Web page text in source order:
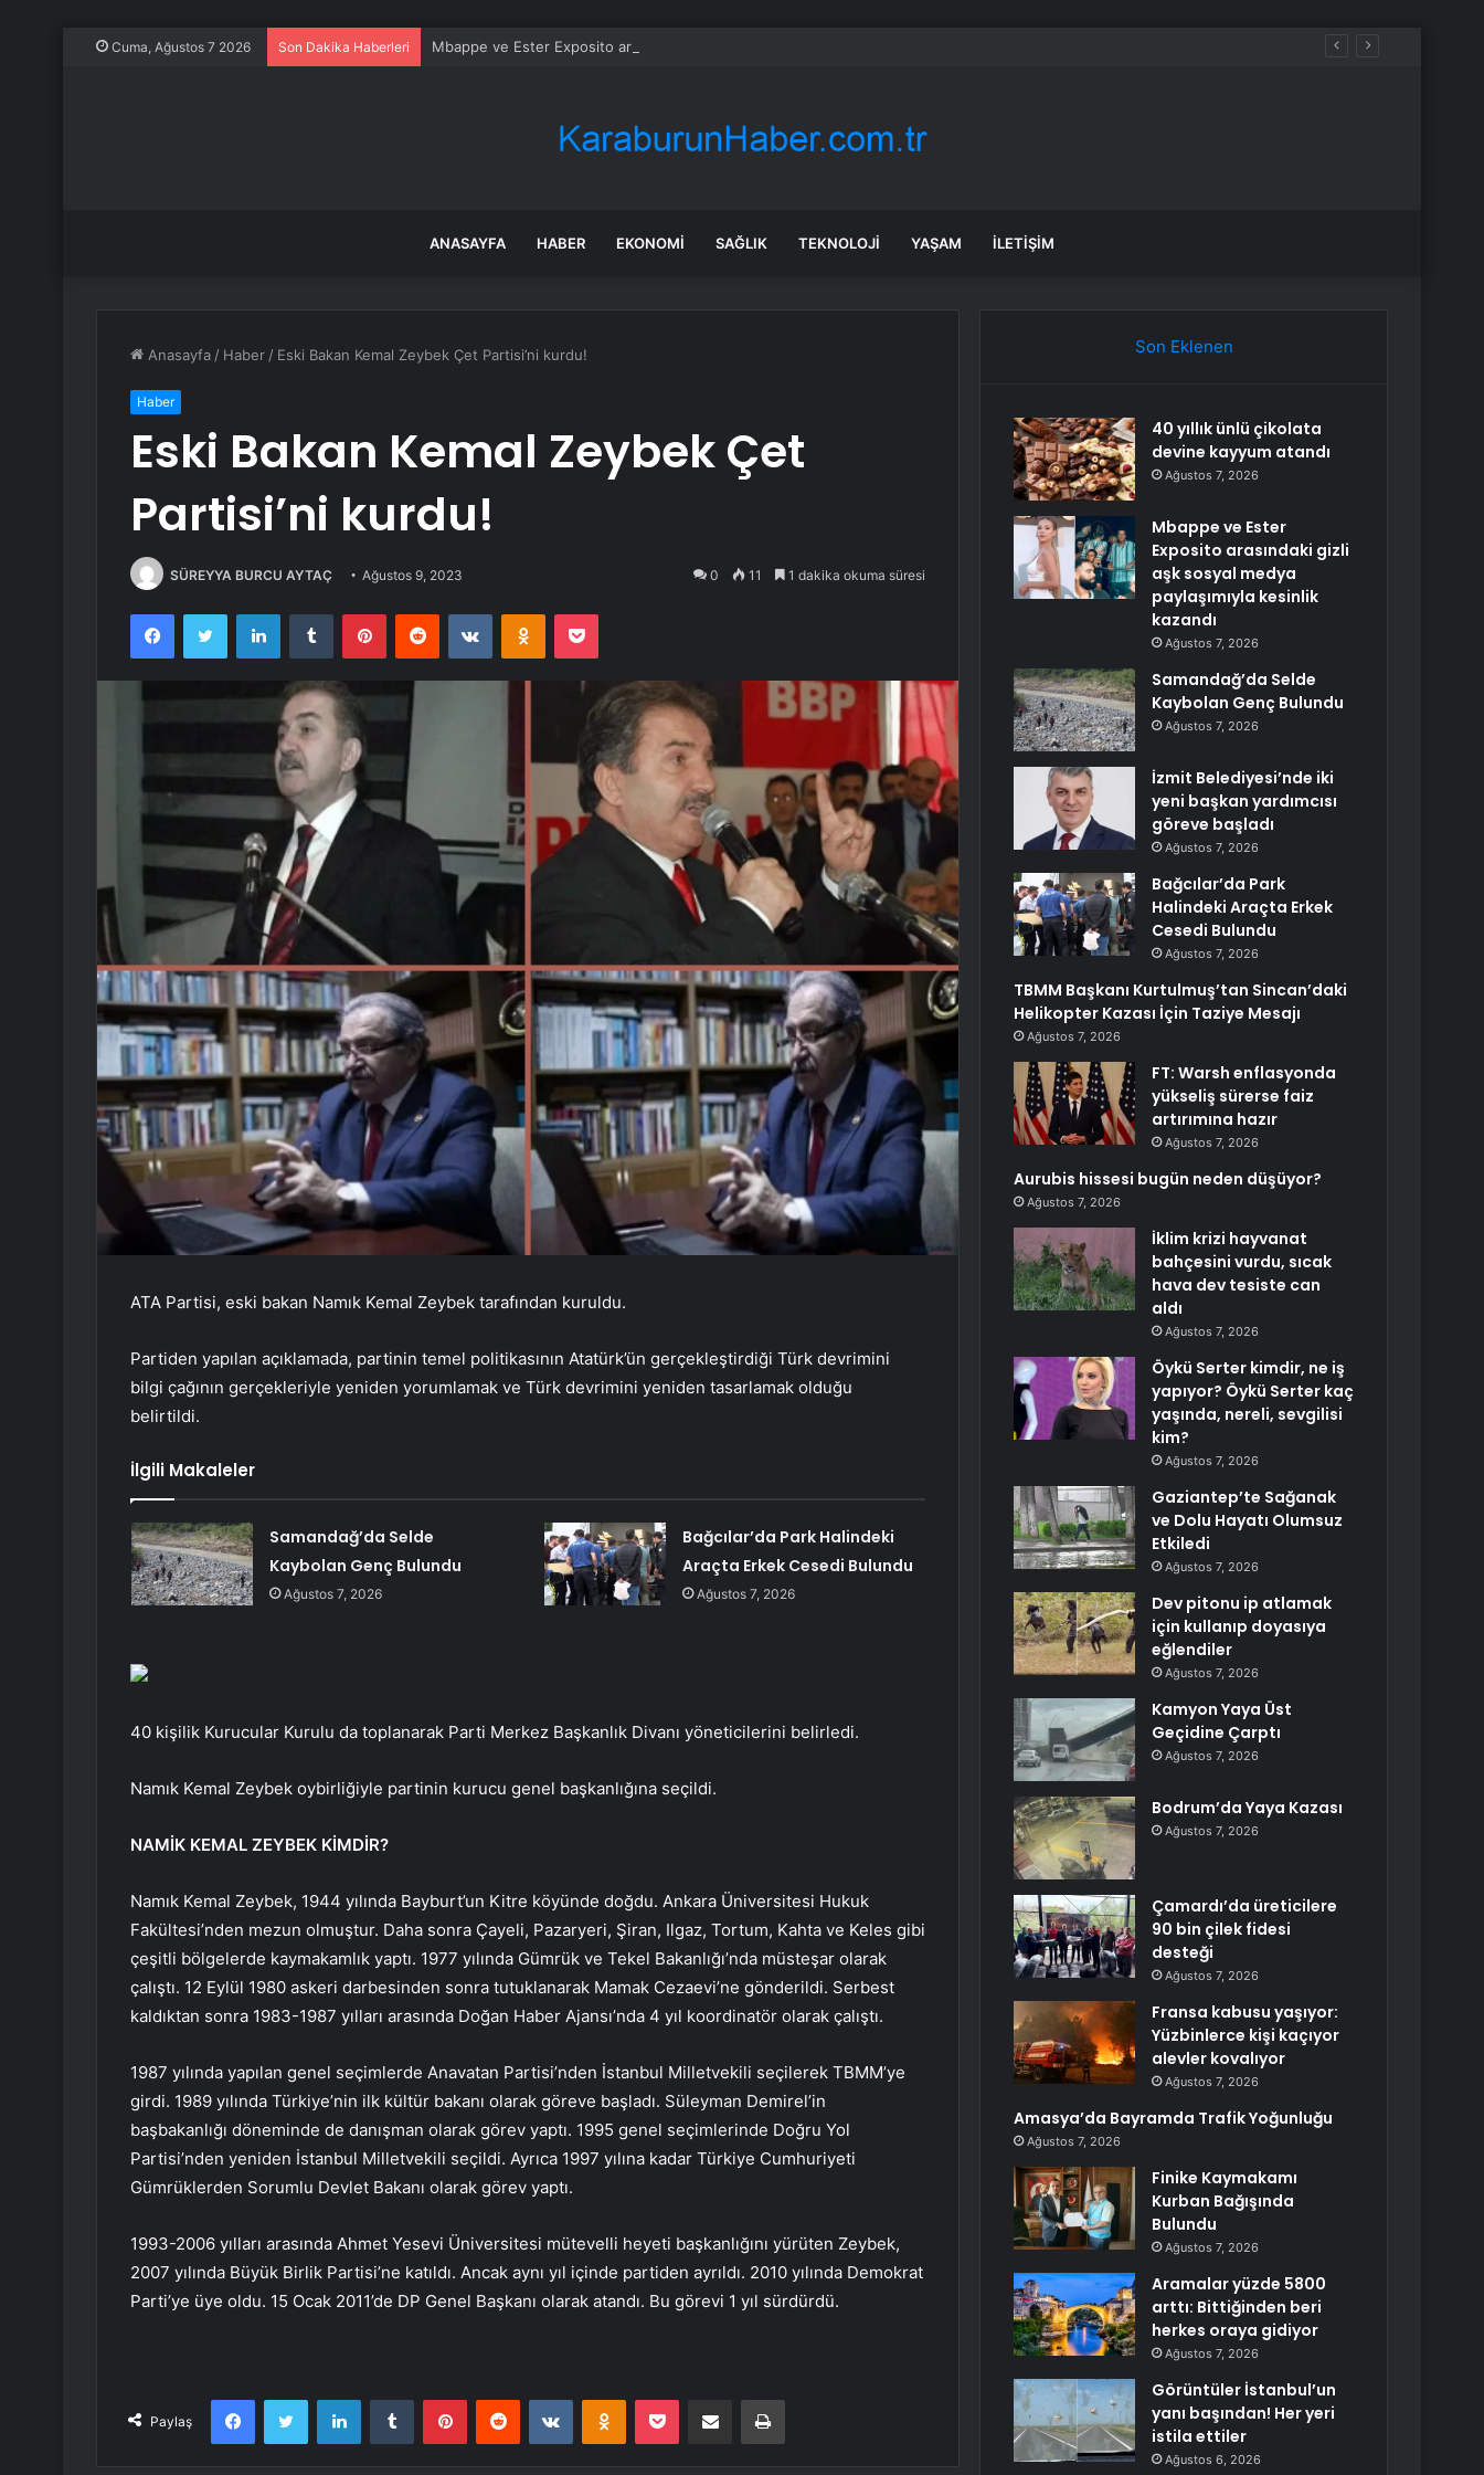
Cuma, Ağustos 7 2026 Son Dakika Haberleri Mbappe ve Ester Exposito arasındaki gizli aşk sosyal medya paylaşımıyla kesinlik kazandı
ANASAYFA HABER EKONOMI SAĞLIK TEKNOLOJI YAŞAM İLETIŞIM
Anasayfa / Haber / Eski Bakan Kemal Zeybek Çet Partisi’ni kurdu!
Haber
Eski Bakan Kemal Zeybek Çet
Partisi’ni kurdu!
SÜREYYA BURCU AYTAÇ Ağustos 9, 2023 0 11 1 dakika okuma süresi
FacebookTwitter LinkedInTumblr PinterestReddit VKontakteOdnoklassniki
Pocket
ATA Partisi, eski bakan Namık Kemal Zeybek tarafından kuruldu.
Partiden yapılan açıklamada, partinin temel politikasının Atatürk’ün gerçekleştirdiği Türk devrimini
bilgi çağının gerçekleriyle yeniden yorumlamak ve Türk devrimini yeniden tasarlamak olduğu
belirtildi.
İlgili Makaleler
Samandağ’da Selde
Kaybolan Genç Bulundu
Ağustos 7, 2026
Bağcılar’da Park Halindeki
Araçta Erkek Cesedi Bulundu
Ağustos 7, 2026
40 kişilik Kurucular Kurulu da toplanarak Parti Merkez Başkanlık Divanı yöneticilerini belirledi.
Namık Kemal Zeybek oybirliğiyle partinin kurucu genel başkanlığına seçildi.
NAMİK KEMAL ZEYBEK KİMDİR?
Namık Kemal Zeybek, 1944 yılında Bayburt’un Kitre köyünde doğdu. Ankara Üniversitesi Hukuk
Fakültesi’nden mezun olmuştur. Daha sonra Çayeli, Pazaryeri, Şiran, Ilgaz, Tortum, Kahta ve Keles gibi
çeşitli bölgelerde kaymakamlık yaptı. 1977 yılında Gümrük ve Tekel Bakanlığı’nda müsteşar olarak
çalıştı. 12 Eylül 1980 askeri darbesinden sonra tutuklanarak Mamak Cezaevi’ne gönderildi. Serbest
kaldıktan sonra 1983-1987 yılları arasında Doğan Haber Ajansı’nda 4 yıl koordinatör olarak çalıştı.
1987 yılında yapılan genel seçimlerde Anavatan Partisi’nden İstanbul Milletvekili seçilerek TBMM’ye
girdi. 1989 yılında Türkiye’nin ilk kültür bakanı olarak göreve başladı. Süleyman Demirel’in
başbakanlığı döneminde de danışman olarak görev yaptı. 1995 genel seçimlerinde Doğru Yol
Partisi’nden yeniden İstanbul Milletvekili seçildi. Ayrıca 1997 yılına kadar Türkiye Cumhuriyeti
Gümrüklerden Sorumlu Devlet Bakanı olarak görev yaptı.
1993-2006 yılları arasında Ahmet Yesevi Üniversitesi mütevelli heyeti başkanlığını yürüten Zeybek,
2007 yılında Büyük Birlik Partisi’ne katıldı. Ancak aynı yıl içinde partiden ayrıldı. 2010 yılında Demokrat
Parti’ye üye oldu. 15 Ocak 2011’de DP Genel Başkanı olarak atandı. Bu görevi 1 yıl sürdürdü.
Paylaş
FacebookTwitter LinkedInTumblr PinterestReddit VKontakteOdnoklassniki
Pocket E-Posta ile paylaş Yazdır
Son Eklenen
40 yıllık ünlü çikolata
devine kayyum atandı
Ağustos 7, 2026
Mbappe ve Ester
Exposito arasındaki gizli
aşk sosyal medya
paylaşımıyla kesinlik
kazandı
Ağustos 7, 2026
Samandağ’da Selde
Kaybolan Genç Bulundu
Ağustos 7, 2026
İzmit Belediyesi’nde iki
yeni başkan yardımcısı
göreve başladı
Ağustos 7, 2026
Bağcılar’da Park
Halindeki Araçta Erkek
Cesedi Bulundu
Ağustos 7, 2026
TBMM Başkanı Kurtulmuş’tan Sincan’daki
Helikopter Kazası İçin Taziye Mesajı
Ağustos 7, 2026
FT: Warsh enflasyonda
yükseliş sürerse faiz
artırımına hazır
Ağustos 7, 2026
Aurubis hissesi bugün neden düşüyor?
Ağustos 7, 2026
İklim krizi hayvanat
bahçesini vurdu, sıcak
hava dev tesiste can
aldı
Ağustos 7, 2026
Öykü Serter kimdir, ne iş
yapıyor? Öykü Serter kaç
yaşında, nereli, sevgilisi
kim?
Ağustos 7, 2026
Gaziantep’te Sağanak
ve Dolu Hayatı Olumsuz
Etkiledi
Ağustos 7, 2026
Dev pitonu ip atlamak
için kullanıp doyasıya
eğlendiler
Ağustos 7, 2026
Kamyon Yaya Üst
Geçidine Çarptı
Ağustos 7, 2026
Bodrum’da Yaya Kazası
Ağustos 7, 2026
Çamardı’da üreticilere
90 bin çilek fidesi
desteği
Ağustos 7, 2026
Fransa kabusu yaşıyor:
Yüzbinlerce kişi kaçıyor
alevler kovalıyor
Ağustos 7, 2026
Amasya’da Bayramda Trafik Yoğunluğu
Ağustos 7, 2026
Finike Kaymakamı
Kurban Bağışında
Bulundu
Ağustos 7, 2026
Aramalar yüzde 5800
arttı: Bittiğinden beri
herkes oraya gidiyor
Ağustos 7, 2026
Görüntüler İstanbul’un
yanı başından! Her yeri
istila ettiler
Ağustos 6, 2026